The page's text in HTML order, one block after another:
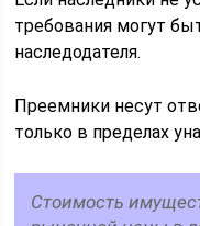
требования могут
наследодателя.
Преемники несут
только в пределах
Стоимость